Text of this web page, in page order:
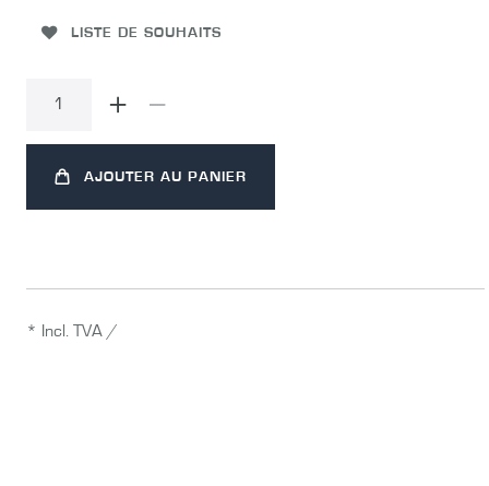
LISTE DE SOUHAITS
AJOUTER AU PANIER
* Incl. TVA /